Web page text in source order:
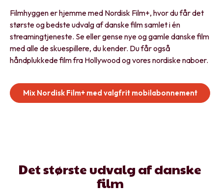
Filmhyggen er hjemme med Nordisk Film+, hvor du får det
største og bedste udvalg af danske film samlet i én
streamingtjeneste. Se eller gense nye og gamle danske film
med alle de skuespillere, du kender. Du får også
håndplukkede film fra Hollywood og vores nordiske naboer.
Mix Nordisk Film+ med valgfrit mobilabonnement
Det største udvalg af danske
film